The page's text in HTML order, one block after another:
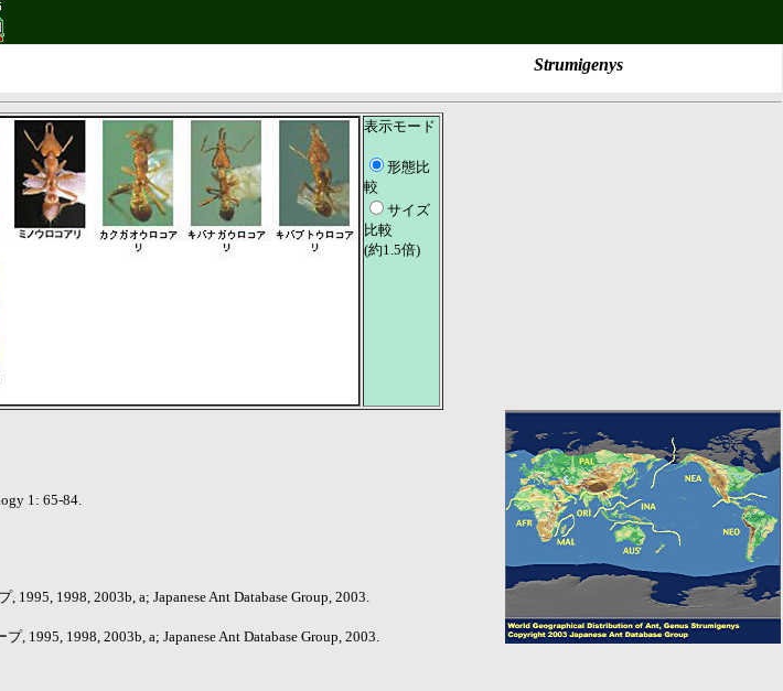
Strumigenys
表示モード
形態比
較
サイズ
比較
(約1.5倍)
1: 65-84.
1998, 2003b, a; Japanese Ant Database Group, 2003.
1995, 1998, 2003b, a; Japanese Ant Database Group, 2003.